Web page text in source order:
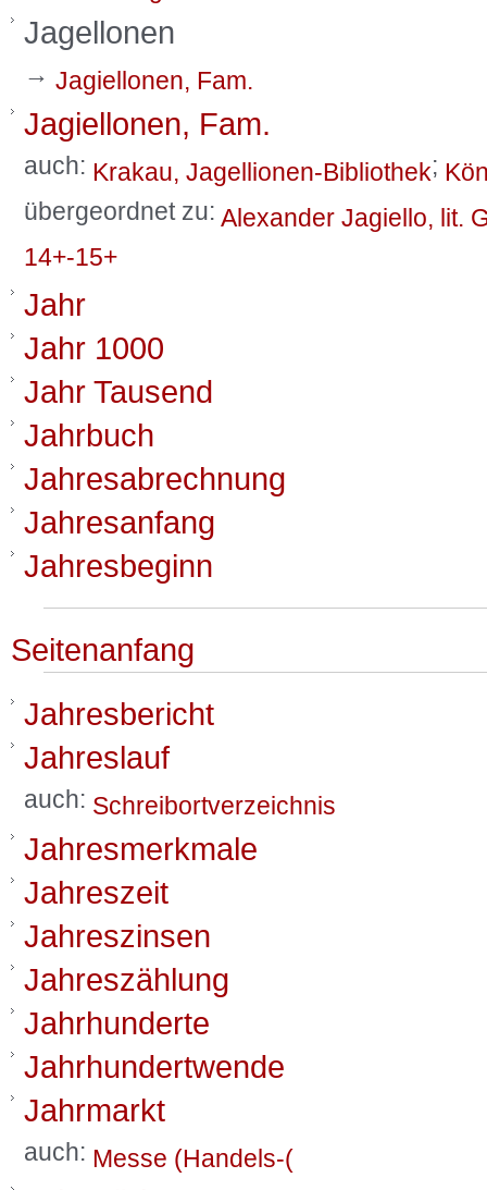
Jagellonen
→ Jagiellonen, Fam.
Jagiellonen, Fam.
auch: Krakau, Jagellionen-Bibliothek;
übergeordnet zu: Alexander Jagiello, lit.
14+-15+
Jahr
Jahr 1000
Jahr Tausend
Jahrbuch
Jahresabrechnung
Jahresanfang
Jahresbeginn
Seitenanfang
Jahresbericht
Jahreslauf
auch: Schreibortverzeichnis
Jahresmerkmale
Jahreszeit
Jahreszinsen
Jahreszählung
Jahrhunderte
Jahrhundertwende
Jahrmarkt
auch: Messe (Handels-(